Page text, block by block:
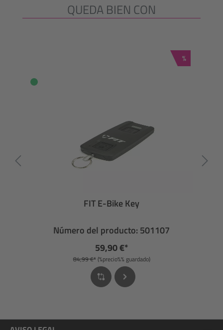
Omitir la galería de productos
QUEDA BIEN CON
Descuento
%
FIT E-Bike Key
Número del producto: 501107
59,90 €*
84,99 €*(%precio%% guardado)